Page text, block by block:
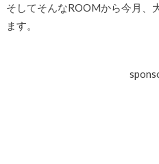
そしてそんなROOMから今月、
ます。